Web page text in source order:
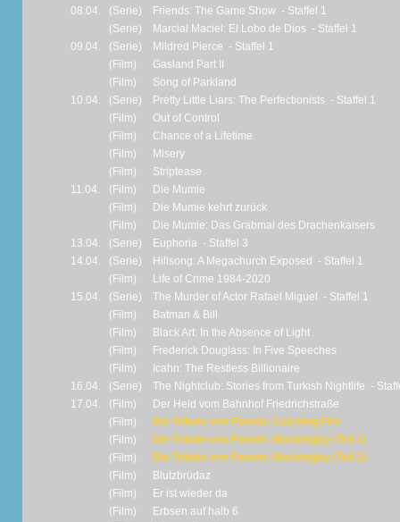
08.04.
(Serie)
Friends: The Game Show - Staffel 1
(Serie)
Marcial Maciel: El Lobo de Dios - Staffel 1
09.04.
(Serie)
Mildred Pierce - Staffel 1
(Film)
Gasland Part II
(Film)
Song of Parkland
10.04.
(Serie)
Pretty Little Liars: The Perfectionists - Staffel 1
(Film)
Out of Control
(Film)
Chance of a Lifetime
(Film)
Misery
(Film)
Striptease
11.04.
(Film)
Die Mumie
(Film)
Die Mumie kehrt zurück
(Film)
Die Mumie: Das Grabmal des Drachenkaisers
13.04.
(Serie)
Euphoria - Staffel 3
14.04.
(Serie)
Hillsong: A Megachurch Exposed - Staffel 1
(Film)
Life of Crime 1984-2020
15.04.
(Serie)
The Murder of Actor Rafael Miguel - Staffel 1
(Film)
Batman & Bill
(Film)
Black Art: In the Absence of Light
(Film)
Frederick Douglass: In Five Speeches
(Film)
Icahn: The Restless Billionaire
16.04.
(Serie)
The Nightclub: Stories from Turkish Nightlife -
17.04.
(Film)
Der Held vom Bahnhof Friedrichstraße
(Film)
Die Tribute von Panem: Catching Fire
(Film)
Die Tribute von Panem: Mockingjay (Teil 1)
(Film)
Die Tribute von Panem: Mockingjay (Teil 2)
(Film)
Blutzbrüdaz
(Film)
Er ist wieder da
(Film)
Erbsen auf halb 6